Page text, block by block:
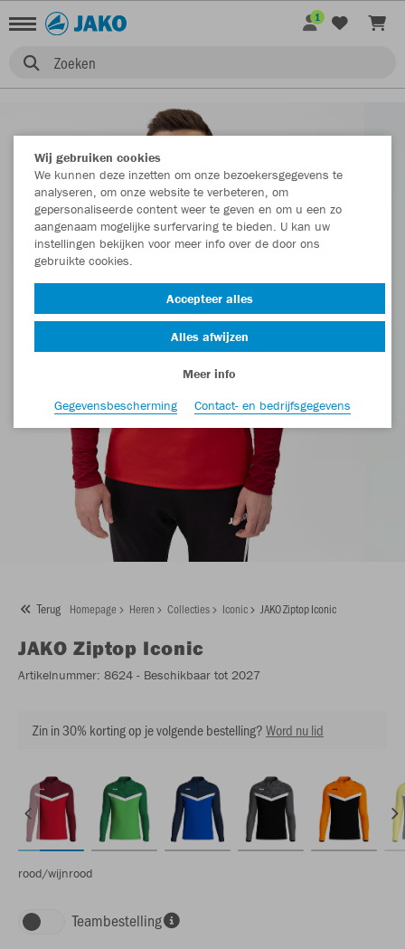
Zoeken
1
Terug Homepage Heren Collecties Iconic JAKO Ziptop Iconic
JAKO Ziptop Iconic
Artikelnummer: 8624 - Beschikbaar tot 2027
Zin in 30% korting op je volgende bestelling?Word nu lid
rood/wijnrood
Teambestelling
Wij gebruiken cookies
We kunnen deze inzetten om onze bezoekersgegevens te
analyseren, om onze website te verbeteren, om
gepersonaliseerde content weer te geven en om u een zo
aangenaam mogelijke surfervaring te bieden. U kan uw
instellingen bekijken voor meer info over de door ons
gebruikte cookies.
Accepteer alles
Alles afwijzen
Meer info
Gegevensbescherming
Contact- en bedrijfsgegevens